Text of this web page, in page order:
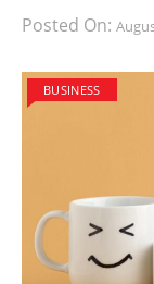
Posted On:
BUSINESS